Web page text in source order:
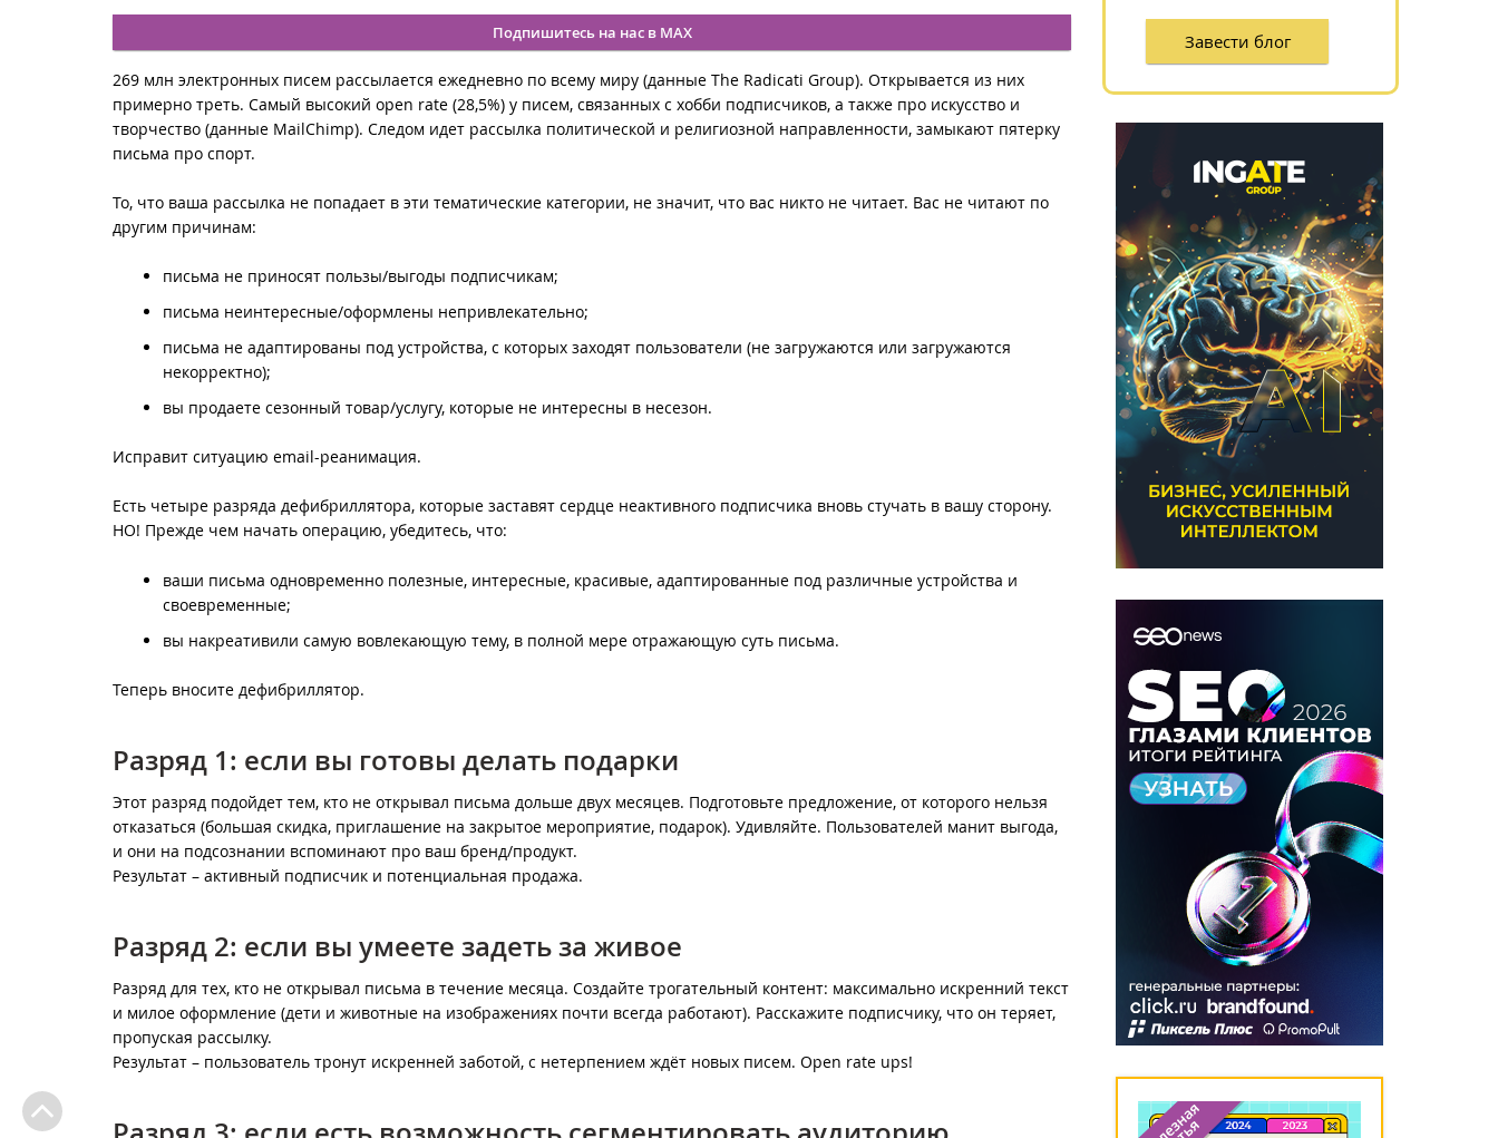
Подпишитесь на нас в MAX
269 млн электронных писем рассылается ежедневно по всему миру (данные The Radicati Group). Открывается из них
примерно треть. Самый высокий open rate (28,5%) у писем, связанных с хобби подписчиков, а также про искусство и
творчество (данные MailChimp). Следом идет рассылка политической и религиозной направленности, замыкают пятерку
письма про спорт.
То, что ваша рассылка не попадает в эти тематические категории, не значит, что вас никто не читает. Вас не читают по
другим причинам:
письма не приносят пользы/выгоды подписчикам;
письма неинтересные/оформлены непривлекательно;
письма не адаптированы под устройства, с которых заходят пользователи (не загружаются или загружаются
некорректно);
вы продаете сезонный товар/услугу, которые не интересны в несезон.
Исправит ситуацию email-реанимация.
Есть четыре разряда дефибриллятора, которые заставят сердце неактивного подписчика вновь стучать в вашу сторону.
НО! Прежде чем начать операцию, убедитесь, что:
ваши письма одновременно полезные, интересные, красивые, адаптированные под различные устройства и
своевременные;
вы накреативили самую вовлекающую тему, в полной мере отражающую суть письма.
Теперь вносите дефибриллятор.
Разряд 1: если вы готовы делать подарки
Этот разряд подойдет тем, кто не открывал письма дольше двух месяцев. Подготовьте предложение, от которого нельзя
отказаться (большая скидка, приглашение на закрытое мероприятие, подарок). Удивляйте. Пользователей манит выгода,
и они на подсознании вспоминают про ваш бренд/продукт.
Результат – активный подписчик и потенциальная продажа.
Разряд 2: если вы умеете задеть за живое
Разряд для тех, кто не открывал письма в течение месяца. Создайте трогательный контент: максимально искренний текст
и милое оформление (дети и животные на изображениях почти всегда работают). Расскажите подписчику, что он теряет,
пропуская рассылку.
Результат – пользователь тронут искренней заботой, с нетерпением ждёт новых писем. Open rate ups!
Завести блог